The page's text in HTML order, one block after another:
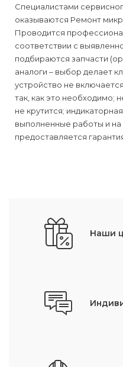
Специалистами
оказываются Ремонт
Проводится
соответствии с
подбираются запчасти
аналоги – выбор делает
устройство не
так, как это необходимо;
не крутится;
выполненные работы и
предоставляется
Наши